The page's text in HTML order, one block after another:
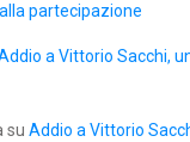
partecipazione
a Vittorio Sacchi,
su Addio a Vittorio